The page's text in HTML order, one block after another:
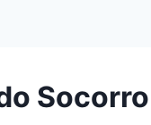
Socorro